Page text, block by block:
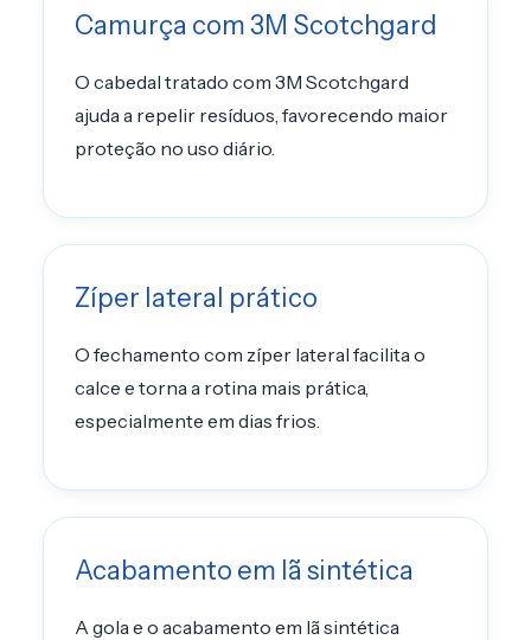
Camurça com 3M Scotchgard
O cabedal tratado com 3M Scotchgard
ajuda a repelir resíduos, favorecendo maior
proteção no uso diário.
Zíper lateral prático
O fechamento com zíper lateral facilita o
calce e torna a rotina mais prática,
especialmente em dias frios.
Acabamento em lã sintética
A gola e o acabamento em lã sintética